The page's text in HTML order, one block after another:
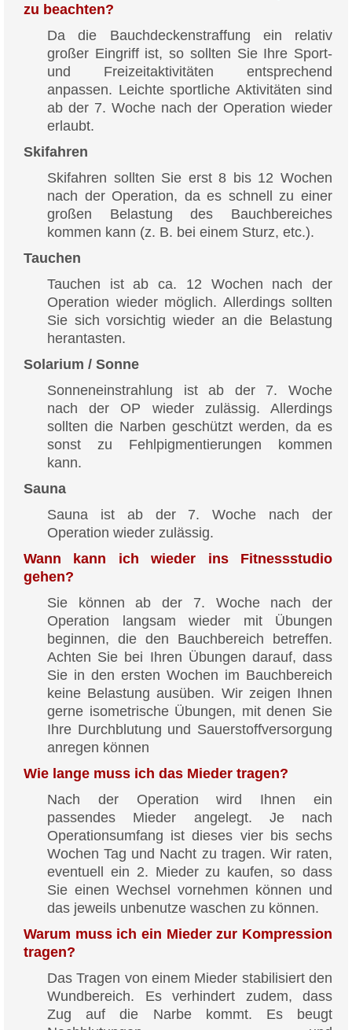
zu beachten?
Da die Bauchdeckenstraffung ein relativ
großer Eingriff ist, so sollten Sie Ihre Sport-
und Freizeitaktivitäten entsprechend
anpassen. Leichte sportliche Aktivitäten sind
ab der 7. Woche nach der Operation wieder
erlaubt.
Skifahren
Skifahren sollten Sie erst 8 bis 12 Wochen
nach der Operation, da es schnell zu einer
großen Belastung des Bauchbereiches
kommen kann (z. B. bei einem Sturz, etc.).
Tauchen
Tauchen ist ab ca. 12 Wochen nach der
Operation wieder möglich. Allerdings sollten
Sie sich vorsichtig wieder an die Belastung
herantasten.
Solarium / Sonne
Sonneneinstrahlung ist ab der 7. Woche
nach der OP wieder zulässig. Allerdings
sollten die Narben geschützt werden, da es
sonst zu Fehlpigmentierungen kommen
kann.
Sauna
Sauna ist ab der 7. Woche nach der
Operation wieder zulässig.
Wann kann ich wieder ins Fitnessstudio
gehen?
Sie können ab der 7. Woche nach der
Operation langsam wieder mit Übungen
beginnen, die den Bauchbereich betreffen.
Achten Sie bei Ihren Übungen darauf, dass
Sie in den ersten Wochen im Bauchbereich
keine Belastung ausüben. Wir zeigen Ihnen
gerne isometrische Übungen, mit denen Sie
Ihre Durchblutung und Sauerstoffversorgung
anregen können
Wie lange muss ich das Mieder tragen?
Nach der Operation wird Ihnen ein
passendes Mieder angelegt. Je nach
Operationsumfang ist dieses vier bis sechs
Wochen Tag und Nacht zu tragen. Wir raten,
eventuell ein 2. Mieder zu kaufen, so dass
Sie einen Wechsel vornehmen können und
das jeweils unbenutze waschen zu können.
Warum muss ich ein Mieder zur Kompression
tragen?
Das Tragen von einem Mieder stabilisiert den
Wundbereich. Es verhindert zudem, dass
Zug auf die Narbe kommt. Es beugt